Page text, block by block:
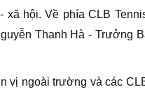
xã hội. Về phía CLB
Thanh Hà - Trưởng
vị ngoài trường và các